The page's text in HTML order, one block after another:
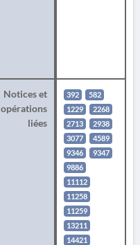
Notices et
opérations
liées
392
582
1229
2268
2713
2938
3077
4589
9346
9347
9886
11112
11258
11259
13211
14421